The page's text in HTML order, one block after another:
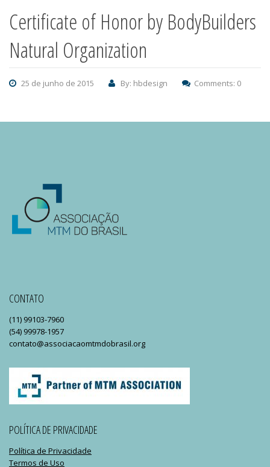
Certificate of Honor by BodyBuilders
Natural Organization
25 de junho de 2015 By: hbdesign Comments: 0
CONTATO
(11) 99103-7960
(54) 99978-1957
contato@associacaomtmdobrasil.org
POLÍTICA DE PRIVACIDADE
Política de Privacidade
Termos de Uso